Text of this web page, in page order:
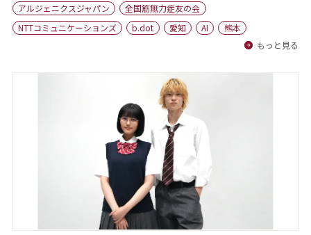
会社概要
アルジェニクスジャパン
全国筋無力症友の会
NTTコミュニケーションズ
b.dot 愛知 AI
熊本
もっと見る